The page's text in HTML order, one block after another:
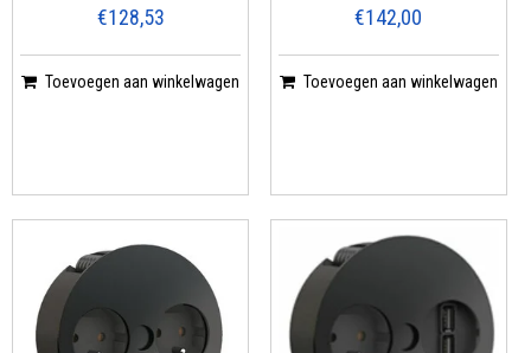
€128,53
Toevoegen aan winkelwagen
€142,00
Toevoegen aan winkelwagen